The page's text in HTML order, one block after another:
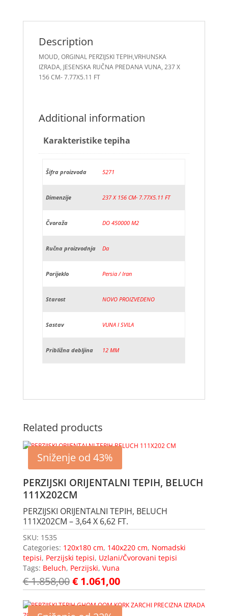
Description
MOUD, ORGINAL PERZIJSKI TEPIH,VRHUNSKA
IZRADA, JESENSKA RUČNA PREDANA VUNA, 237 X
156 CM- 7.77X5.11 FT
Additional information
Karakteristike tepiha
Šifra proizvoda 5271
Dimenzije 237 X 156 CM- 7.77X5.11 FT
Čvoraža DO 450000 M2
Ručna proizvodnja Da
Porijeklo Persia / Iran
Starost NOVO PROIZVEDENO
Sastav VUNA I SVILA
Približna debljina 12 MM
Related products
Sniženje od 43%
PERZIJSKI ORIJENTALNI TEPIH, BELUCH
111X202CM
PERZIJSKI ORIJENTALNI TEPIH, BELUCH
111X202CM – 3,64 X 6,62 FT.
SKU: 1535
Categories: 120x180 cm, 140x220 cm, Nomadski
tepisi, Perzijski tepisi, Uzlani/Čvorovani tepisi
Tags: Beluch, Perzijski, Vuna
€1.858,00€1.061,00